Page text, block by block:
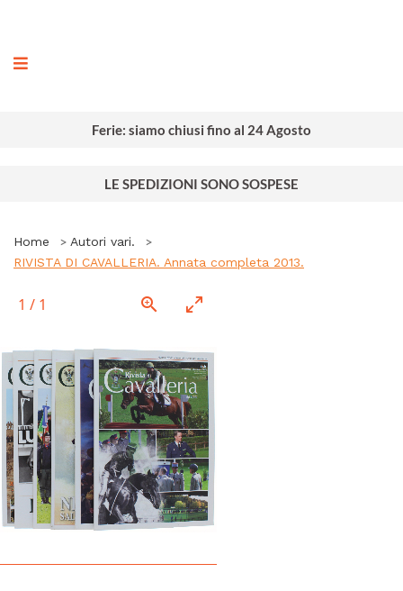
Ferie: siamo chiusi fino al 24 Agosto
LE SPEDIZIONI SONO SOSPESE
Home
Autori vari.
RIVISTA DI CAVALLERIA. Annata completa 2013.
1 / 1